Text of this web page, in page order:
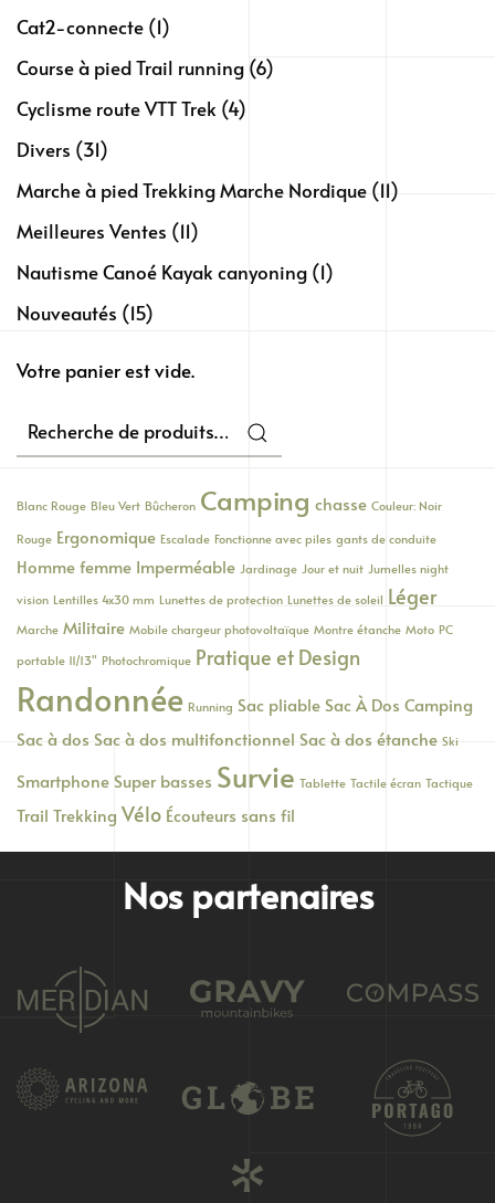
Cat2-connecte (1)
Course à pied Trail running (6)
Cyclisme route VTT Trek (4)
Divers (31)
Marche à pied Trekking Marche Nordique (11)
Meilleures Ventes (11)
Nautisme Canoé Kayak canyoning (1)
Nouveautés (15)
Votre panier est vide.
Recherche
pour :
Blanc Rouge Bleu Vert Bûcheron Camping chasse Couleur: Noir
Rouge Ergonomique Escalade Fonctionne avec piles gants de conduite
Homme femme Imperméable Jardinage Jour et nuit Jumelles night
vision Lentilles 4x30 mm Lunettes de protection Lunettes de soleil Léger
Marche Militaire Mobile chargeur photovoltaïque Montre étanche Moto PC
portable 11/13" Photochromique Pratique et Design
Randonnée Running Sac pliable Sac À Dos Camping
Sac à dos Sac à dos multifonctionnel Sac à dos étanche Ski
Smartphone Super basses Survie Tablette Tactile écran Tactique
Trail Trekking Vélo Écouteurs sans fil
Nos partenaires